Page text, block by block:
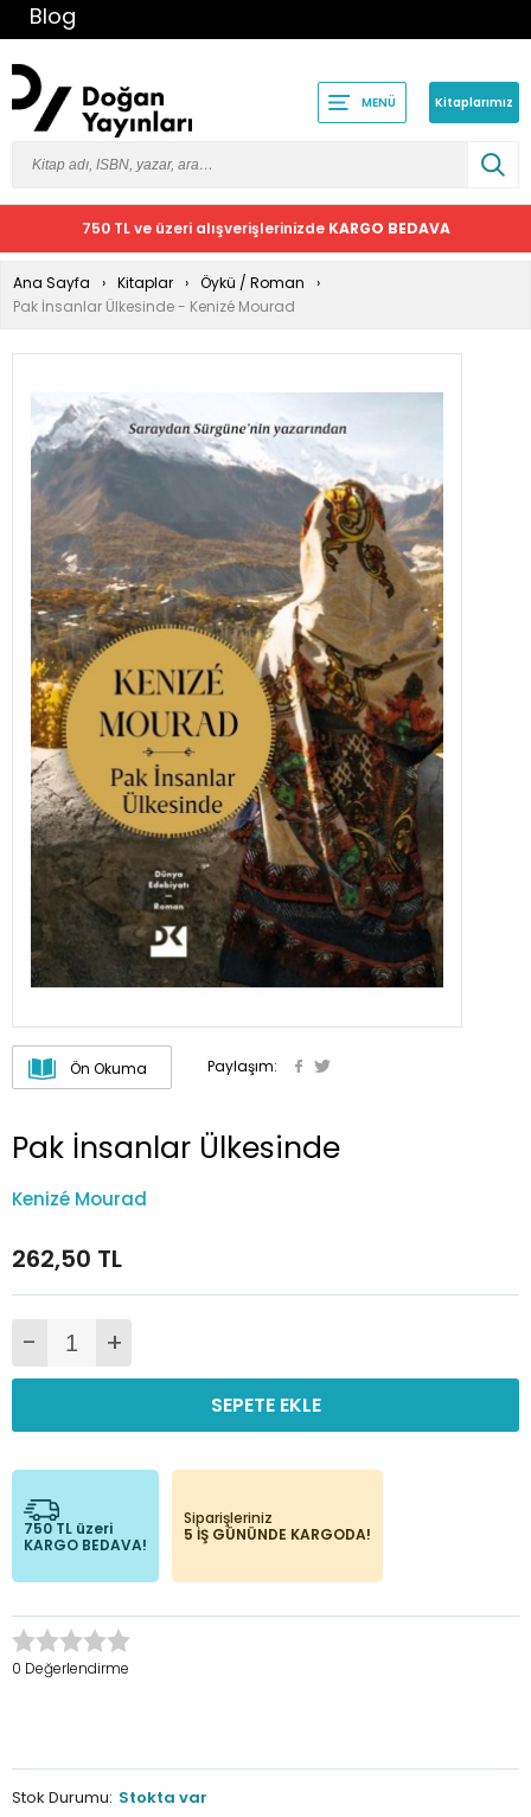
Blog
MENÜ Kitaplarımız
750 TL ve üzeri alışverişlerinizde KARGO BEDAVA
Ana Sayfa Kitaplar
Öykü / Roman
Pak İnsanlar Ülkesinde - Kenizé Mourad
Ön Okuma Paylaşım:
Pak İnsanlar Ülkesinde
Kenizé Mourad
262,50 TL
- +
SEPETE EKLE
750 TL üzeri
KARGO BEDAVA!
Siparişleriniz
5 İŞ GÜNÜNDE KARGODA!
0 Değerlendirme
Stok Durumu: Stokta var